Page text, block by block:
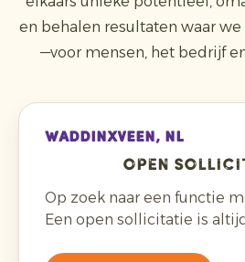
en behalen resultaten waar
—voor mensen, het bedrijf
WADDINXVEEN, NL
Open
Op zoek naar een functie
Een open sollicitatie is